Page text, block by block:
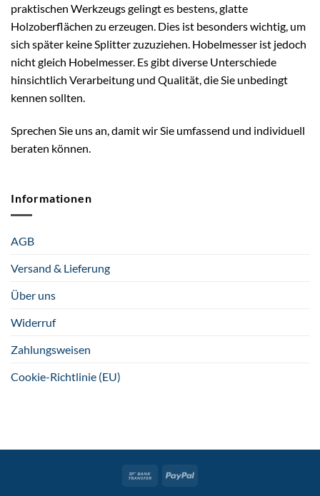
praktischen Werkzeugs gelingt es bestens, glatte
Holzoberflächen zu erzeugen. Dies ist besonders wichtig, um
sich später keine Splitter zuzuziehen. Hobelmesser ist jedoch
nicht gleich Hobelmesser. Es gibt diverse Unterschiede
hinsichtlich Verarbeitung und Qualität, die Sie unbedingt
kennen sollten.
Sprechen Sie uns an, damit wir Sie umfassend und individuell
beraten können.
Informationen
AGB
Versand & Lieferung
Über uns
Widerruf
Zahlungsweisen
Cookie-Richtlinie (EU)
Bank